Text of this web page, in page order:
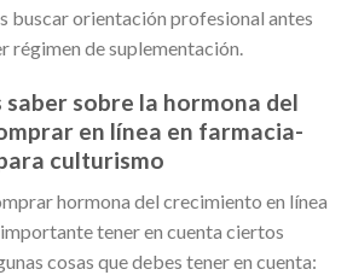
buscar orientación profesional antes
régimen de suplementación.
saber sobre la hormona del
en línea en farmacia-
culturismo
hormona del crecimiento en línea
tener en cuenta ciertos
cosas que debes tener en cuenta: